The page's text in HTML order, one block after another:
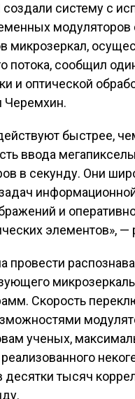
систему с
модуляторов
микрозеркал,
потока, сообщил
и оптической
быстрее,
ввода
в секунду. Они
и
элементов», —
провести
Скорость
ученых,
десятки тысяч